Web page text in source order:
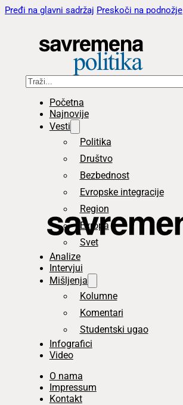
Pređi na glavni sadržaj Preskoči na podnožje
Pretraga
Početna
Najnovije
Vesti
Politika
Društvo
Bezbednost
Evropske integracije
Region
Evropa
Svet
Analize
Intervjui
Mišljenja
Kolumne
Komentari
Studentski ugao
Infografici
Video
O nama
Impressum
Kontakt